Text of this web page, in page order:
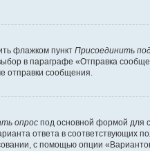
флажком пункт Присоединить
в параграфе «Отправка
отправки сообщения.
опрос под основной формой для
ответа в соответствующих
с помощью опции